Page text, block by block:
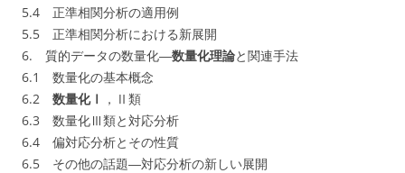
5.4 正準相関分析の適用例
5.5 正準相関分析における新展開
6. 質的データの数量化―数量化理論と関連手法
6.1 数量化の基本概念
6.2 数量化Ⅰ
，Ⅱ類
6.3 数量化Ⅲ類と対応分析
6.4 偏対応分析とその性質
6.5 その他の話題―対応分析の新しい展開